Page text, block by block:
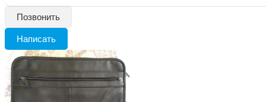
Позвонить
Написать